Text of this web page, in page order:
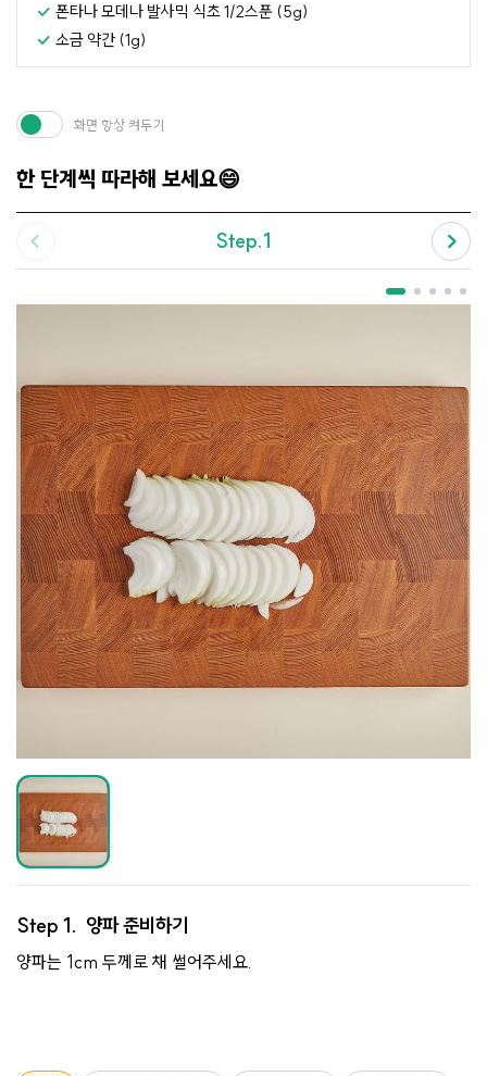
폰타나 모데나 발사믹 식초 1/2스푼 (5g)
소금 약간 (1g)
한 단계씩 따라해 보세요😄
화면 항상 켜두기
Step.1
Step 1. 양파 준비하기
양파는 1cm 두께로 채 썰어주세요.